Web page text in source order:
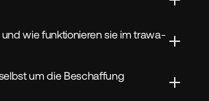
wie funktionieren sie im trawa-
um die Beschaffung